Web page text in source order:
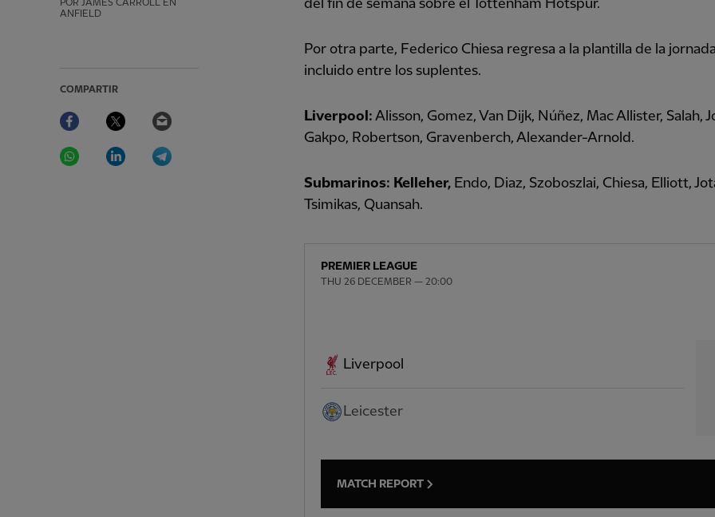
POR JAMES CARROLL EN
ANFIELD
COMPARTIR
Facebook Twitter
WhatsAppLinkedIn
del fin de semana sobre el Tottenham Hotspur.
Por otra parte, Federico Chiesa regresa a la plantilla de la
incluido entre los suplentes.
Liverpool: Alisson, Gomez, Van Dijk, Núñez, Mac Allister, Salah,
Gakpo, Robertson, Gravenberch, Alexander-Arnold.
Submarinos: Kelleher, Endo, Diaz, Szoboszlai, Chiesa, Elliott,
Tsimikas, Quansah.
PREMIER LEAGUE
THU 26 DECEMBER — 20:00
Liverpool
Leicester
MATCH REPORT